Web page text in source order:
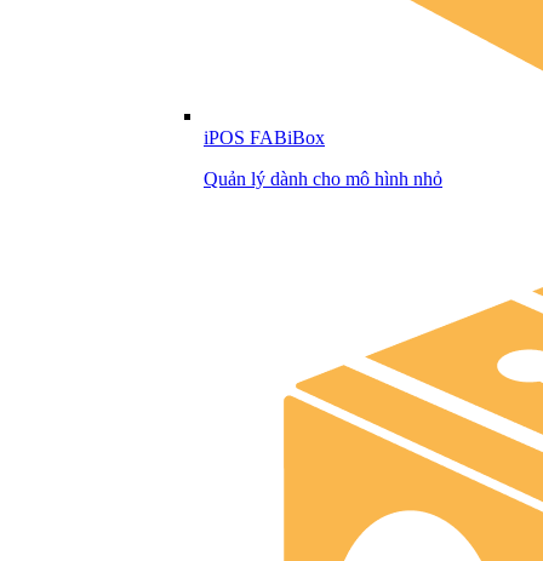
iPOS FABiBox
Quản lý dành cho mô hình nhỏ